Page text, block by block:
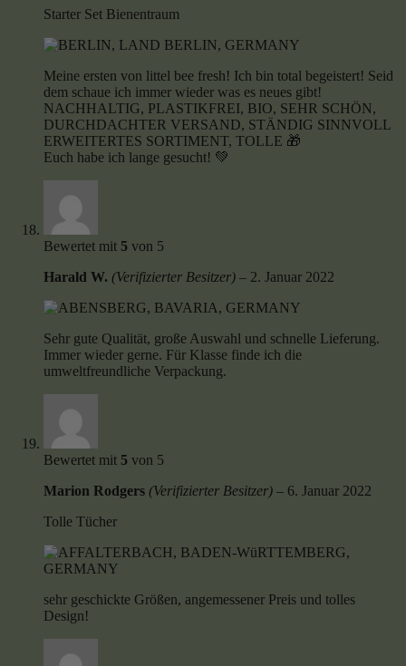
Starter Set Bienentraum
Meine ersten von littel bee fresh! Ich bin total begeistert! Seid
dem schaue ich immer wieder was es neues gibt!
NACHHALTIG, PLASTIKFREI, BIO, SEHR SCHÖN,
DURCHDACHTER VERSAND, STÄNDIG SINNVOLL
ERWEITERTES SORTIMENT, TOLLE 🎁
Euch habe ich lange gesucht! 💚
Bewertet mit 5 von 5
Harald W. (Verifizierter Besitzer) – 2. Januar 2022
Sehr gute Qualität, große Auswahl und schnelle Lieferung.
Immer wieder gerne. Für Klasse finde ich die
umweltfreundliche Verpackung.
Bewertet mit 5 von 5
Marion Rodgers (Verifizierter Besitzer) – 6. Januar 2022
Tolle Tücher
sehr geschickte Größen, angemessener Preis und tolles
Design!